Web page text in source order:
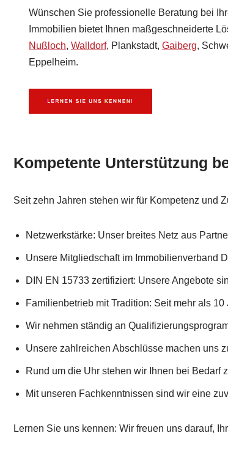
Wünschen Sie professionelle Beratung bei
Immobilien bietet Ihnen maßgeschneiderte
Nußloch, Walldorf, Plankstadt, Gaiberg,
Eppelheim.
Kompetente Unterstützung
Seit zehn Jahren stehen wir für Kompetenz und
Netzwerkstärke: Unser breites Netz aus
Unsere Mitgliedschaft im Immobilienverband
DIN EN 15733 zertifiziert: Unsere Angebote
Familienbetrieb mit Tradition: Seit mehr als
Wir nehmen ständig an
Unsere zahlreichen Abschlüsse machen uns
Rund um die Uhr stehen wir Ihnen bei Bedarf
Mit unseren Fachkenntnissen sind wir eine
Lernen Sie uns kennen: Wir freuen uns darauf,